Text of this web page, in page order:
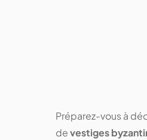
Préparez-vous à
devestiges